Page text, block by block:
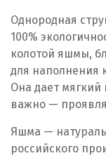
Однородная
100%
колотой яшмы,
для наполнения
Она дает мягкий
важно —
Яшма —
российского